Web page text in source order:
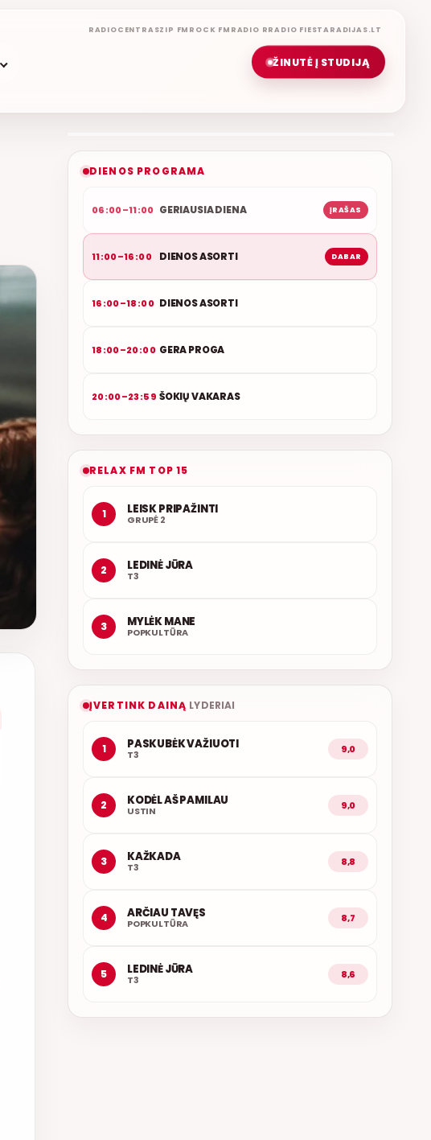
RADIOCENTRASZIP FM ROCK FM RADIO RRADIO FIESTARADIJAS.LT
ŽINUTĖ Į STUDIJĄ
ETERYJE
DIENOS ASORTI REMIGIJUS LUKOČIUS
DIENOS PROGRAMA
06:00–11:00 GERIAUSIA DIENA ĮRAŠAS
11:00–16:00 DIENOS ASORTI DABAR
16:00–18:00 DIENOS ASORTI
18:00–20:00 GERA PROGA
20:00–23:59 ŠOKIŲ VAKARAS
RELAX FM TOP 15
1 LEISK PRIPAŽINTI
GRUPĖ 2
2 LEDINĖ JŪRA
T3
3 MYLĖK MANE
POPKULTŪRA
ĮVERTINK DAINĄ LYDERIAI
1 PASKUBĖK VAŽIUOTI
T3 9,0
2 KODĖL AŠ PAMILAU
USTIN 9,0
3 KAŽKADA
T3 8,8
4 ARČIAU TAVĘS
POPKULTŪRA 8,7
5 LEDINĖ JŪRA
T3 8,6